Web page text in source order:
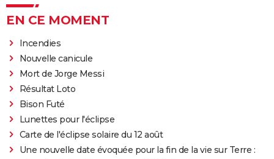
EN CE MOMENT
Incendies
Nouvelle canicule
Mort de Jorge Messi
Résultat Loto
Bison Futé
Lunettes pour l'éclipse
Carte de l'éclipse solaire du 12 août
Une nouvelle date évoquée pour la fin de la vie sur Terre :